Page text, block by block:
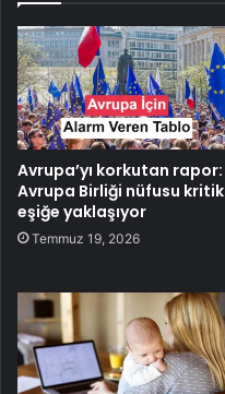
Avrupa’yı korkutan rapor:
Avrupa Birliği nüfusu kritik
eşiğe yaklaşıyor
Temmuz 19, 2026